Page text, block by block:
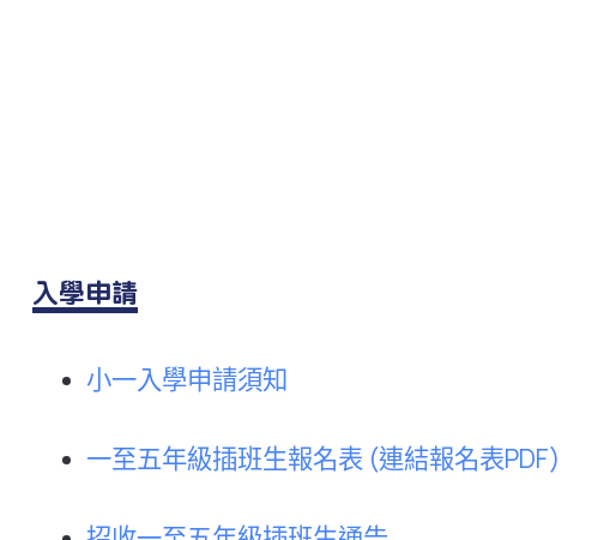
入學申請
小一入學申請須知
一至五年級插班生報名表 (連結報名表PDF)